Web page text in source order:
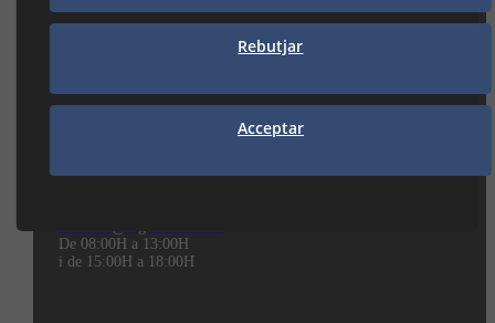
MANRESA
Av. De la Independència, 32
De 08:00H a 13:00H
i de 15:00H a 18:00H
Rebutjar
Acceptar